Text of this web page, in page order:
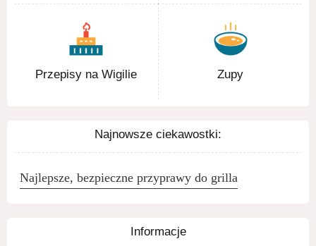
Przepisy na Wigilie Zupy
Najnowsze ciekawostki:
Najlepsze, bezpieczne przyprawy do grilla
Informacje